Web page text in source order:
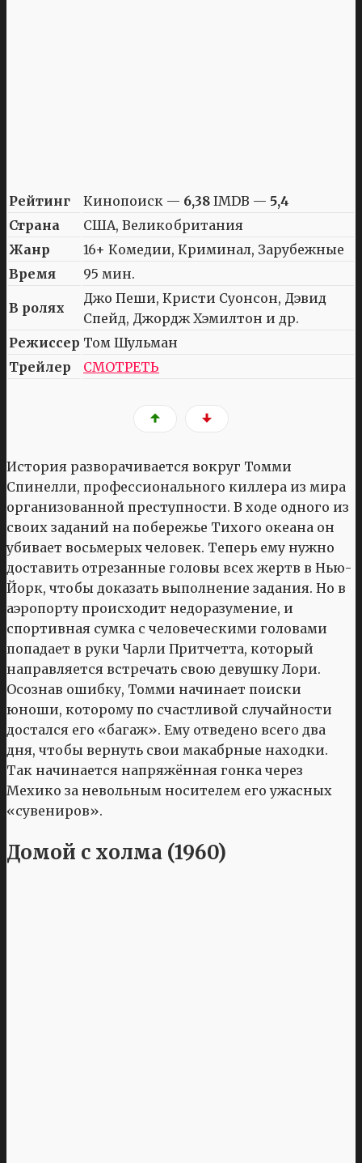
Рейтинг Кинопоиск — 6,38 IMDB — 5,4
Страна
США, Великобритания
Жанр
16+ Комедии, Криминал, Зарубежные
Время
95 мин.
В ролях
Джо Пеши, Кристи Суонсон, Дэвид
Спейд, Джордж Хэмилтон и др.
Режиссер Том Шульман
Трейлер
СМОТРЕТЬ
История разворачивается вокруг Томми
Спинелли, профессионального киллера из мира
организованной преступности. В ходе одного из
своих заданий на побережье Тихого океана он
убивает восьмерых человек. Теперь ему нужно
доставить отрезанные головы всех жертв в Нью-
Йорк, чтобы доказать выполнение задания. Но в
аэропорту происходит недоразумение, и
спортивная сумка с человеческими головами
попадает в руки Чарли Притчетта, который
направляется встречать свою девушку Лори.
Осознав ошибку, Томми начинает поиски
юноши, которому по счастливой случайности
достался его «багаж». Ему отведено всего два
дня, чтобы вернуть свои макабрные находки.
Так начинается напряжённая гонка через
Мехико за невольным носителем его ужасных
«сувениров».
Домой с холма (1960)